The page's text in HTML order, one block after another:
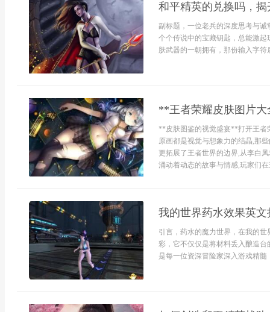
和平精英的兑换吗，
副标题，一位老兵的深度思考与
个个传说中的宝藏钥匙，总能激
肤武器的一朝拥有，那份输入字
**王者荣耀皮肤图片
**皮肤图鉴的视觉盛宴**打开王者
原画都是视觉与想象力的结晶,那
更拓展了王者世界的边界,从李白
涌动着动态的故事与情感,玩家们
我的世界药水效果英
引言，药水的魔力世界，在我的
彩，它不仅仅是将材料丢入酿造
是每一位资深冒险家深入游戏精髓